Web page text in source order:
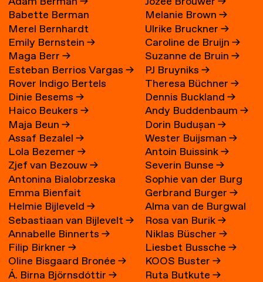
Babette Berman
Merel Bernhardt
Emily Bernstein→
Maga Berr→
Esteban Berrios Vargas→
Rover Indigo Bertels
Dinie Besems→
Haico Beukers→
Maja Beun→
Assaf Bezalel→
Lola Bezemer→
Zjef van Bezouw→
Antonina Bialobrzeska
Emma Bienfait
Helmie Bijleveld→
Sebastiaan van Bijlevelt→
Annabelle Binnerts→
Filip Birkner→
Oline Bisgaard Bronée→
Á. Birna Björnsdóttir→
Melanie Brown→
Ulrike Bruckner→
Caroline de Bruijn→
Suzanne de Bruin→
PJ Bruyniks→
Theresa Büchner→
Dennis Buckland→
Andy Buddenbaum→
Dorin Budușan→
Wester Buijsman→
Antoin Buissink→
Severin Bunse→
Sophie van der Burg
Gerbrand Burger→
Alma van de Burgwal
Rosa van Burik→
Niklas Büscher→
Liesbet Bussche→
KOOS Buster→
Ruta Butkute→